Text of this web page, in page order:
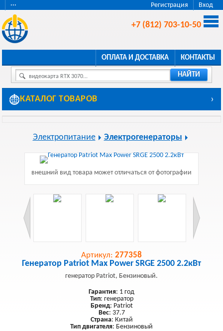
Регистрация Вход
···
+7 (812) 703-10-50
ОПЛАТА И ДОСТАВКА КОНТАКТЫ
видеокарта RTX 3070... НАЙТИ
КАТАЛОГ ТОВАРОВ ›
Электропитание Электрогенераторы
внешний вид товара может отличаться от фотографии
Артикул: 277358
Генератор Patriot Max Power SRGE 2500 2.2кВт
генератор Patriot, Бензиновый.
Гарантия: 1 год
Тип: генератор
Бренд: Patriot
Вес: 37.7
Страна: Китай
Тип двигателя: Бензиновый